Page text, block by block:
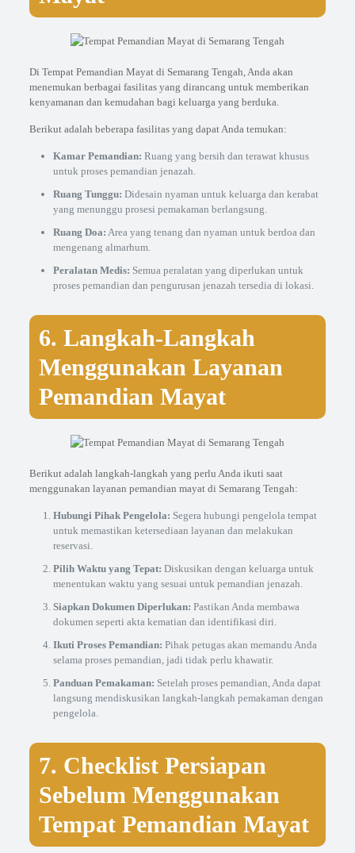
Di Tempat Pemandian Mayat di Semarang Tengah, Anda akan
menemukan berbagai fasilitas yang dirancang untuk memberikan
kenyamanan dan kemudahan bagi keluarga yang berduka.
Berikut adalah beberapa fasilitas yang dapat Anda temukan:
Kamar Pemandian: Ruang yang bersih dan terawat khusus
untuk proses pemandian jenazah.
Ruang Tunggu: Didesain nyaman untuk keluarga dan kerabat
yang menunggu prosesi pemakaman berlangsung.
Ruang Doa: Area yang tenang dan nyaman untuk berdoa dan
mengenang almarhum.
Peralatan Medis: Semua peralatan yang diperlukan untuk
proses pemandian dan pengurusan jenazah tersedia di lokasi.
6. Langkah-Langkah
Menggunakan Layanan
Pemandian Mayat
Berikut adalah langkah-langkah yang perlu Anda ikuti saat
menggunakan layanan pemandian mayat di Semarang Tengah:
Hubungi Pihak Pengelola: Segera hubungi pengelola tempat
untuk memastikan ketersediaan layanan dan melakukan
reservasi.
Pilih Waktu yang Tepat: Diskusikan dengan keluarga untuk
menentukan waktu yang sesuai untuk pemandian jenazah.
Siapkan Dokumen Diperlukan: Pastikan Anda membawa
dokumen seperti akta kematian dan identifikasi diri.
Ikuti Proses Pemandian: Pihak petugas akan memandu Anda
selama proses pemandian, jadi tidak perlu khawatir.
Panduan Pemakaman: Setelah proses pemandian, Anda dapat
langsung mendiskusikan langkah-langkah pemakaman dengan
pengelola.
7. Checklist Persiapan
Sebelum Menggunakan
Tempat Pemandian Mayat